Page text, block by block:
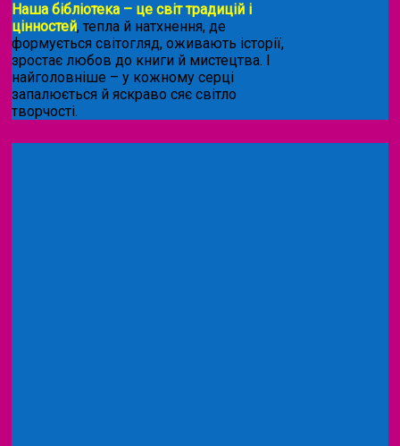
Наша бібліотека – це світ традицій і
цінностей, тепла й натхнення, де
формується світогляд, оживають історії,
зростає любов до книги й мистецтва. І
найголовніше – у кожному серці
запалюється й яскраво сяє світло
творчості.